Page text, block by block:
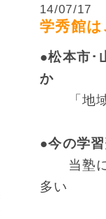
14/07/17
学秀館
●松本市･
か
「地域
●今の学
当塾に
多い